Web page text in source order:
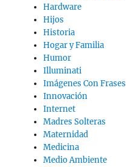
Hardware
Hijos
Historia
Hogar y Familia
Humor
Illuminati
Imágenes Con Frases
Innovación
Internet
Madres Solteras
Maternidad
Medicina
Medio Ambiente